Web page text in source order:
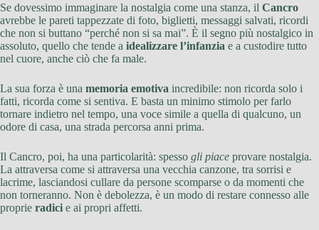
Se dovessimo immaginare la nostalgia come una stanza, il Cancro
avrebbe le pareti tappezzate di foto, biglietti, messaggi salvati, ricordi
che non si buttano “perché non si sa mai”. È il segno più nostalgico in
assoluto, quello che tende a idealizzare l’infanzia e a custodire tutto
nel cuore, anche ciò che fa male.
La sua forza è una memoria emotiva incredibile: non ricorda solo i
fatti, ricorda come si sentiva. E basta un minimo stimolo per farlo
tornare indietro nel tempo, una voce simile a quella di qualcuno, un
odore di casa, una strada percorsa anni prima.
Il Cancro, poi, ha una particolarità: spesso gli piace provare nostalgia.
La attraversa come si attraversa una vecchia canzone, tra sorrisi e
lacrime, lasciandosi cullare da persone scomparse o da momenti che
non torneranno. Non è debolezza, è un modo di restare connesso alle
proprie radici e ai propri affetti.